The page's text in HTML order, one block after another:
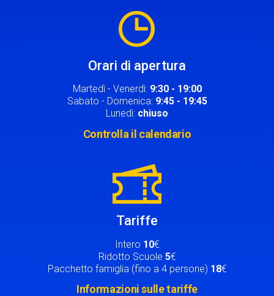
Orari di apertura
Martedì - Venerdì: 9:30 - 19:00
Sabato - Domenica: 9:45 - 19:45
Lunedì: chiuso
Controlla il calendario
Tariffe
Intero 10€
Ridotto Scuole 5€
Pacchetto famiglia (fino a 4 persone) 18€
Informazioni sulle tariffe